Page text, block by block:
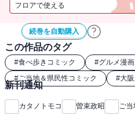
フロアで使える
続巻を自動購入
この作品のタグ
#食べ歩きコミック #グルメ漫画
#ご当地＆県民性コミック #大
新刊通知
カタノトモコ 曽束政昭 ご当